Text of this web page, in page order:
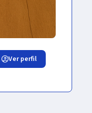
Ver perfil